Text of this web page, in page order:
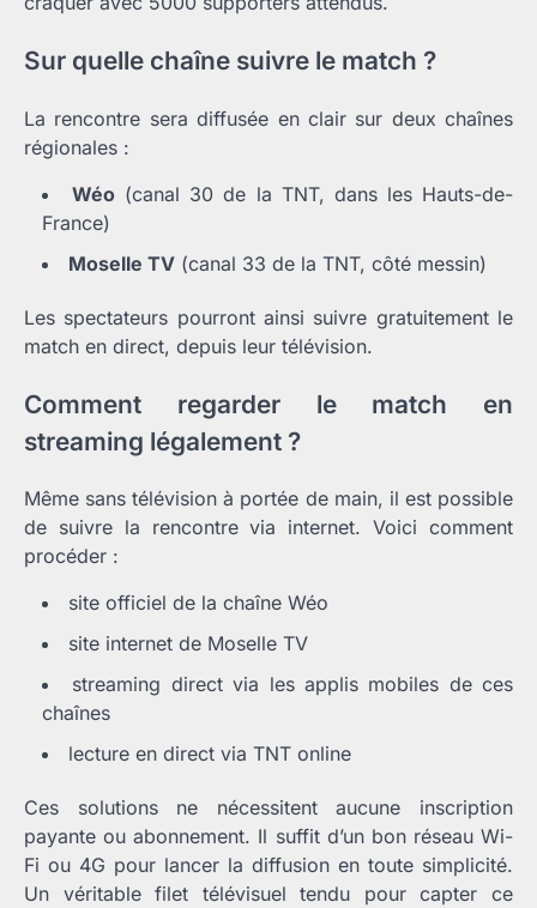
Sur quelle chaîne suivre le match ?
La rencontre sera diffusée en clair sur deux chaînes
régionales :
Wéo (canal 30 de la TNT, dans les Hauts-de-
France)
Moselle TV (canal 33 de la TNT, côté messin)
Les spectateurs pourront ainsi suivre gratuitement le
match en direct, depuis leur télévision.
Comment regarder le match en
streaming légalement ?
Même sans télévision à portée de main, il est possible
de suivre la rencontre via internet. Voici comment
procéder :
site officiel de la chaîne Wéo
site internet de Moselle TV
streaming direct via les applis mobiles de ces
chaînes
lecture en direct via TNT online
Ces solutions ne nécessitent aucune inscription
payante ou abonnement. Il suffit d’un bon réseau Wi-
Fi ou 4G pour lancer la diffusion en toute simplicité.
Un véritable filet télévisuel tendu pour capter ce